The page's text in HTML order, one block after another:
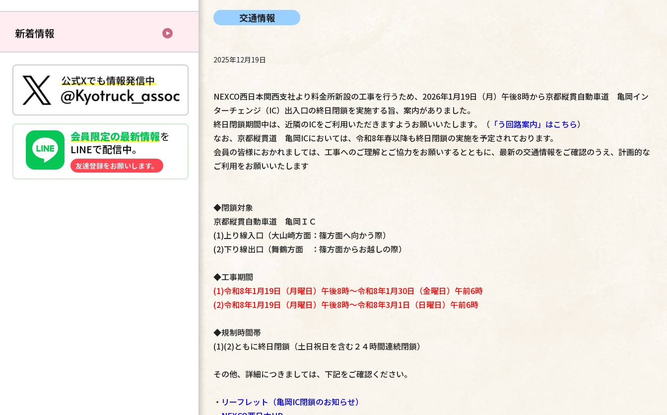
新着情報
会員限定の最新情報を
LINEで配信中。
友達登録をお願いします。
交通情報
2025年12月19日
NEXCO西日本関西支社より料金所新設の工事を行うため、2026年1月19日（月）午後8時から京都縦貫自動車道 亀岡イン
ターチェンジ（IC）出入口の終日閉鎖を実施する旨、案内がありました。
終日閉鎖期間中は、近隣のICをご利用いただきますようお願いいたします。（ 「う回路案内」はこちら）
なお、京都縦貫道 亀岡ICにおいては、令和8年春以降も終日閉鎖の実施を予定されております。
会員の皆様におかれましては、工事へのご理解とご協力をお願いするとともに、最新の交通情報をご確認のうえ、計画的な
ご利用をお願いいたします
◆閉鎖対象
京都縦貫自動車道 亀岡ＩＣ
(1)上り線入口（大山崎方面：篠方面へ向かう際）
(2)下り線出口（舞鶴方面 ：篠方面からお越しの際）
◆工事期間
(1)令和8年1月19日（月曜日）午後8時～令和8年1月30日（金曜日）午前6時
(2)令和8年1月19日（月曜日）午後8時～令和8年3月1日（日曜日）午前6時
◆規制時間帯
(1)(2)ともに終日閉鎖（土日祝日を含む２４時間連続閉鎖）
その他、詳細につきましては、下記をご確認ください。
・ リーフレット（亀岡IC閉鎖のお知らせ）